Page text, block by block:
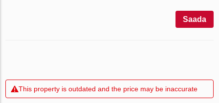
Saada
This property is outdated and the price may be inaccurate